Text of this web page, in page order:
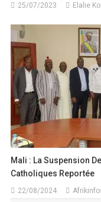
25/07/2023 Elalie
Mali : La Suspension
Catholiques Reportée
22/08/2024